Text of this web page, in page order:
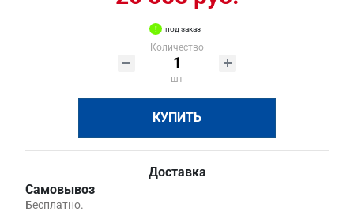
под заказ
Количество
шт
КУПИТЬ
Доставка
Самовывоз
Бесплатно.